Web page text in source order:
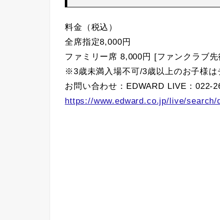
料金（税込）
全席指定8,000円
ファミリー席 8,000円 [ファンクラブ
※3歳未満入場不可/3歳以上のお子様
お問い合わせ：EDWARD LIVE：022-
https://www.edward.co.jp/live/search/